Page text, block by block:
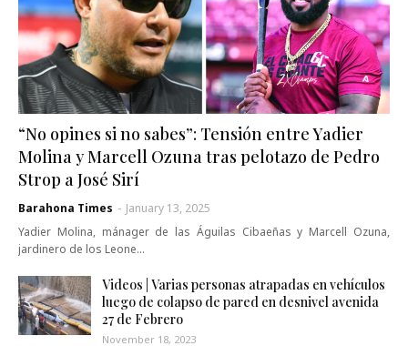
“No opines si no sabes”: Tensión entre Yadier
Molina y Marcell Ozuna tras pelotazo de Pedro
Strop a José Sirí
Barahona Times - January 13, 2025
Yadier Molina, mánager de las Águilas Cibaeñas y Marcell Ozuna,
jardinero de los Leone…
Videos | Varias personas atrapadas en vehículos
luego de colapso de pared en desnivel avenida
27 de Febrero
November 18, 2023